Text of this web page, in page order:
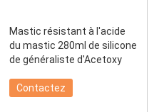
Mastic résistant à l'acide
du mastic 280ml de silicone
de généraliste d'Acetoxy
Contactez